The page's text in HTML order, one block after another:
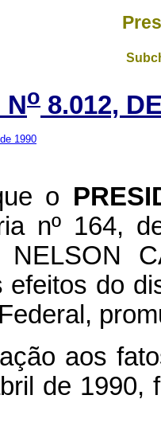
No 8.012,
1990
o
nº 164,
efeitos do
aos
de